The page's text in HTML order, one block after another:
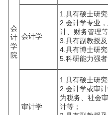
会
计
学
院
会计学
1.具有硕士研
2.会计学专业
计、财务管理等
3.具有副教授
4.具有博士研
5.科研能力强者
审计学
1.具有硕士研
2.会计学或审
为税务、社会
计等；